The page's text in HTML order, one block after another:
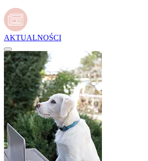
AKTUALNOŚCI